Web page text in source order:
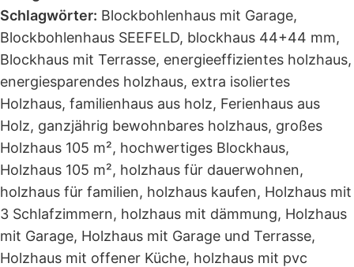
Schlagwörter: Blockbohlenhaus mit Garage,
Blockbohlenhaus SEEFELD, blockhaus 44+44 mm,
Blockhaus mit Terrasse, energieeffizientes holzhaus,
energiesparendes holzhaus, extra isoliertes
Holzhaus, familienhaus aus holz, Ferienhaus aus
Holz, ganzjährig bewohnbares holzhaus, großes
Holzhaus 105 m², hochwertiges Blockhaus,
Holzhaus 105 m², holzhaus für dauerwohnen,
holzhaus für familien, holzhaus kaufen, Holzhaus mit
3 Schlafzimmern, holzhaus mit dämmung, Holzhaus
mit Garage, Holzhaus mit Garage und Terrasse,
Holzhaus mit offener Küche, holzhaus mit pvc